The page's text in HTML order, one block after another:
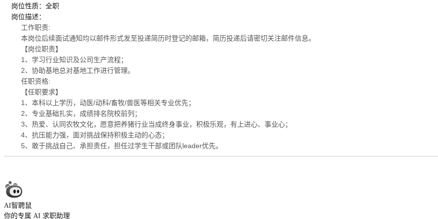
岗位性质：全职
岗位描述：
工作职责:
本岗位后续面试通知均以邮件形式发至投递简历时登记的邮箱，简历投递后请密切关注邮件信息。
【岗位职责】
1、学习行业知识及公司生产流程；
2、协助基地总对基地工作进行管理。
任职资格:
【任职要求】
1、本科以上学历，动医/动科/畜牧/兽医等相关专业优先；
2、专业基础扎实，成绩排名院校前列；
3、热爱、认同农牧文化，愿意把养猪行业当成终身事业，积极乐观，有上进心、事业心；
4、抗压能力强，面对挑战保持积极主动的心态；
5、敢于挑战自己、承担责任，担任过学生干部或团队leader优先。
AI智聘鼠
你的专属 AI 求职助理